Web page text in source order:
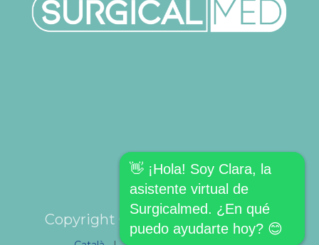
Copyright © SURGICALMED SL.
👋 ¡Hola! Soy Clara, la
asistente virtual de
Surgicalmed. ¿En qué
puedo ayudarte hoy? 😊